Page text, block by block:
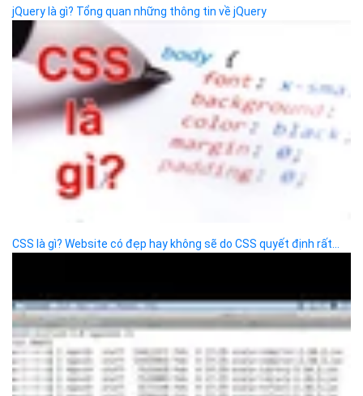
Bizfly Cloud Load Balancer
Bizfly Cloud Simple Storage
Bizfly Cloud Pre-built Application
Bizfly Cloud VPN
Bizfly Cloud Container Registry
Bizfly Cloud Call Center
Bizfly Cloud Auto Scaling
Bizfly Cloud Kubernetes Engine
Bizfly Cloud Database
Bizfly Cloud WAF